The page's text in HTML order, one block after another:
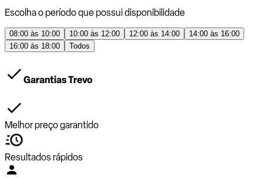
Escolha o período que possui disponibilidade
08:00 às 10:00 10:00 às 12:00 12:00 às 14:00
14:00 às 16:00
16:00 às 18:00
Todos
Garantias Trevo
Melhor preço garantido
Resultados rápidos